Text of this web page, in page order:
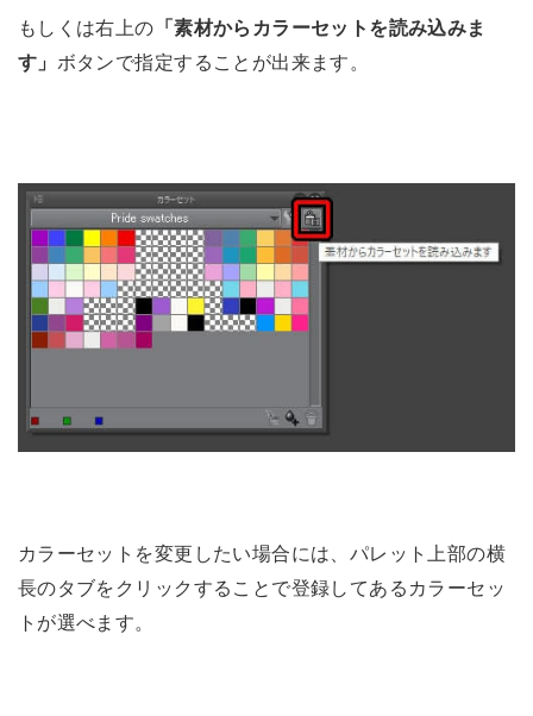
もしくは右上の 「素材からカラーセットを読み込みま
す」 ボタンで指定することが出来ます。
カラーセットを変更したい場合には、パレット上部の横
長のタブをクリックすることで登録してあるカラーセッ
トが選べます。